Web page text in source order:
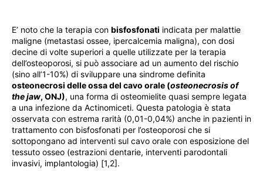
E’ noto che la terapia con bisfosfonati indicata per malattie
maligne (metastasi ossee, ipercalcemia maligna), con dosi
decine di volte superiori a quelle utilizzate per la terapia
dell’osteoporosi, si può associare ad un aumento del rischio
(sino all’1-10%) di sviluppare una sindrome definita
osteonecrosi delle ossa del cavo orale (osteonecrosis of
the jaw, ONJ), una forma di osteomielite quasi sempre legata
a una infezione da Actinomiceti. Questa patologia è stata
osservata con estrema rarità (0,01-0,04%) anche in pazienti in
trattamento con bisfosfonati per l’osteoporosi che si
sottopongano ad interventi sul cavo orale con esposizione del
tessuto osseo (estrazioni dentarie, interventi parodontali
invasivi, implantologia) [1,2].